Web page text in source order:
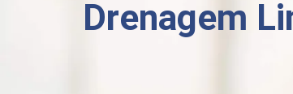
Drenagem